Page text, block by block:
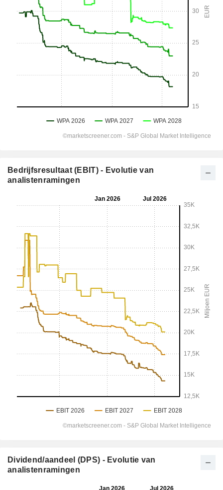
Bedrijfsresultaat (EBIT) - Evolutie van
analistenramingen
Dividend/aandeel (DPS) - Evolutie van
analistenramingen